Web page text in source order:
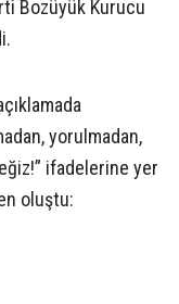
Bozüyük Kurucu
yorulmadan,
ifadelerine yer
oluştu: